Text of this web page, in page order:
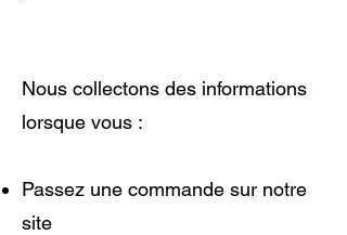
Nous collectons des informations
lorsque vous :
Passez une commande sur notre
site